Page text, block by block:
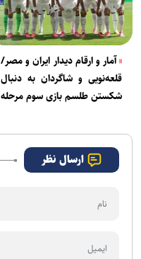
آمار و ارقام دیدار ایران و مصر/
قلعه‌نویی و شاگردان به دنبال
شکستن طلسم بازی سوم مرحله
ارسال نظر